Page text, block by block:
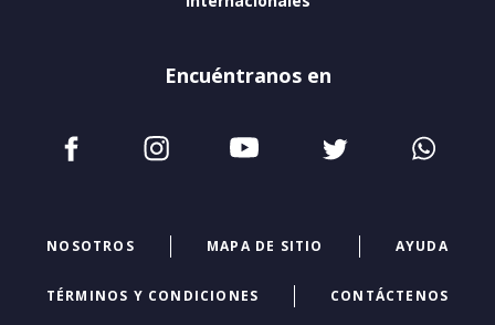
Encuéntranos en
NOSOTROS MAPA DE SITIO AYUDA
TÉRMINOS Y CONDICIONES CONTÁCTENOS